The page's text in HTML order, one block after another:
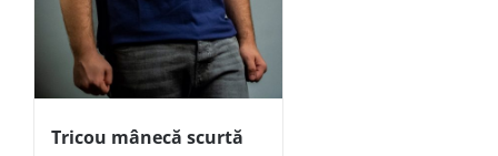
Tricou mânecă scurtă